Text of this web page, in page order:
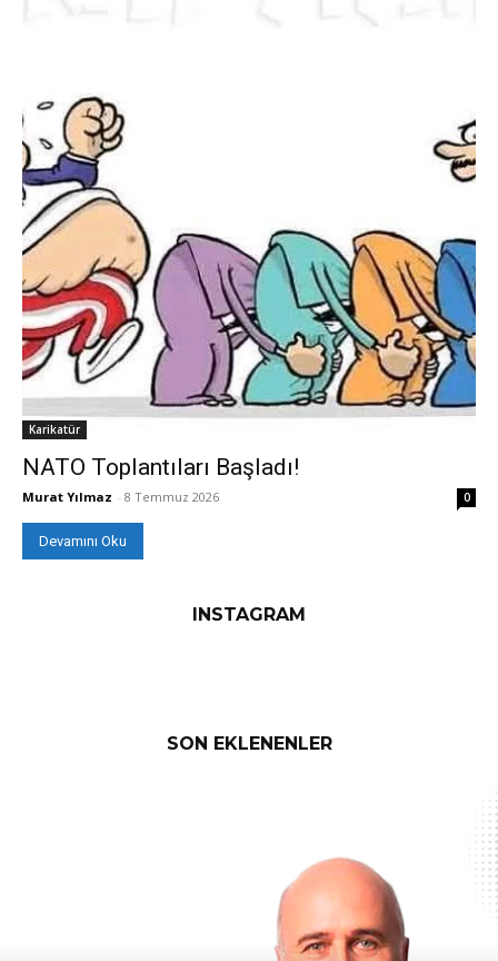
Karikatür
NATO Toplantıları Başladı!
Murat Yılmaz - 8 Temmuz 2026 0
Devamını Oku
INSTAGRAM
SON EKLENENLER